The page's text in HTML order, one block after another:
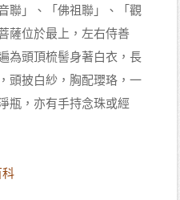
聯」、「佛祖聯」、「觀
薩位於最上，左右侍善
為頭頂梳髻身著白衣，長
頭披白紗，胸配瓔珞，一
瓶，亦有手持念珠或經